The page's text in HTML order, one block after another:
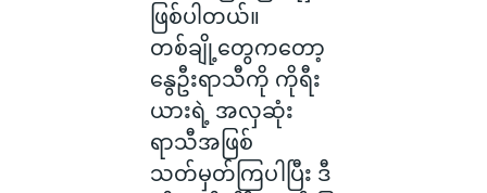
ဖြစ်ပါတယ်။
တစ်ချို့တွေကတော့
နွေဦးရာသီကို ကိုရီး
ယားရဲ့ အလှဆုံး
ရာသီအဖြစ်
သတ်မှတ်ကြပါပြီး ဒီ